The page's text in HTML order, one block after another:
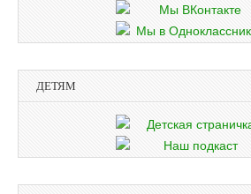
ДЕТЯМ